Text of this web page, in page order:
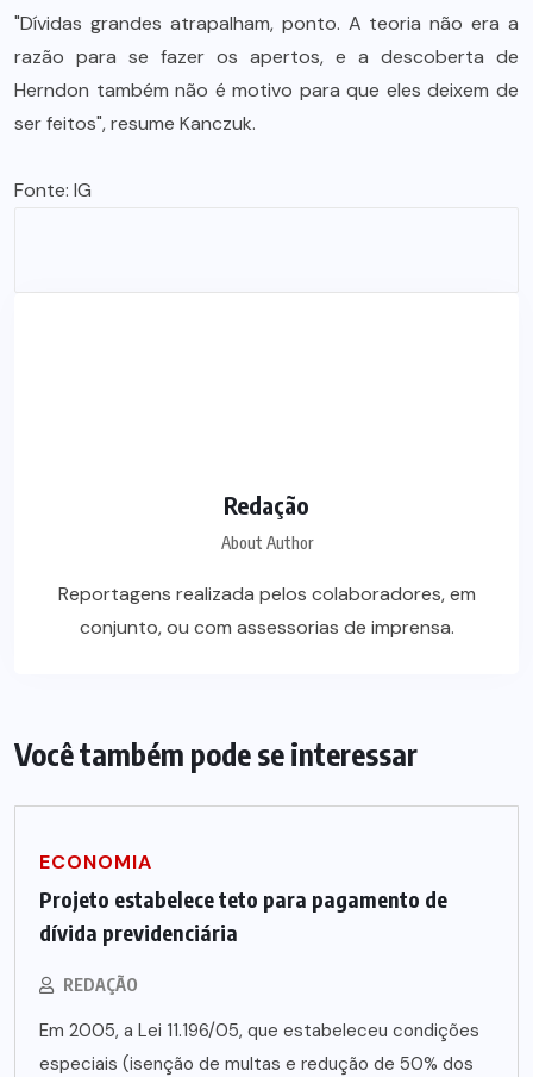
"Dívidas grandes atrapalham, ponto. A teoria não era a
razão para se fazer os apertos, e a descoberta de
Herndon também não é motivo para que eles deixem de
ser feitos", resume Kanczuk.
Fonte: IG
Redação
About Author
Reportagens realizada pelos colaboradores, em
conjunto, ou com assessorias de imprensa.
Você também pode se interessar
ECONOMIA
Projeto estabelece teto para pagamento de
dívida previdenciária
REDAÇÃO
Em 2005, a Lei 11.196/05, que estabeleceu condições
especiais (isenção de multas e redução de 50% dos